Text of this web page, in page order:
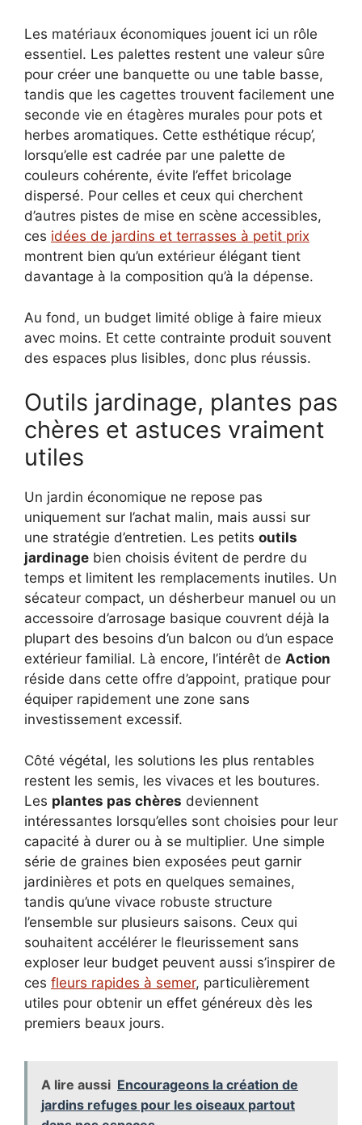
Les matériaux économiques jouent ici un rôle
essentiel. Les palettes restent une valeur sûre
pour créer une banquette ou une table basse,
tandis que les cagettes trouvent facilement une
seconde vie en étagères murales pour pots et
herbes aromatiques. Cette esthétique récup’,
lorsqu’elle est cadrée par une palette de
couleurs cohérente, évite l’effet bricolage
dispersé. Pour celles et ceux qui cherchent
d’autres pistes de mise en scène accessibles,
ces idées de jardins et terrasses à petit prix
montrent bien qu’un extérieur élégant tient
davantage à la composition qu’à la dépense.
Au fond, un budget limité oblige à faire mieux
avec moins. Et cette contrainte produit souvent
des espaces plus lisibles, donc plus réussis.
Outils jardinage, plantes pas
chères et astuces vraiment
utiles
Un jardin économique ne repose pas
uniquement sur l’achat malin, mais aussi sur
une stratégie d’entretien. Les petits outils
jardinage bien choisis évitent de perdre du
temps et limitent les remplacements inutiles. Un
sécateur compact, un désherbeur manuel ou un
accessoire d’arrosage basique couvrent déjà la
plupart des besoins d’un balcon ou d’un espace
extérieur familial. Là encore, l’intérêt de Action
réside dans cette offre d’appoint, pratique pour
équiper rapidement une zone sans
investissement excessif.
Côté végétal, les solutions les plus rentables
restent les semis, les vivaces et les boutures.
Les plantes pas chères deviennent
intéressantes lorsqu’elles sont choisies pour leur
capacité à durer ou à se multiplier. Une simple
série de graines bien exposées peut garnir
jardinières et pots en quelques semaines,
tandis qu’une vivace robuste structure
l’ensemble sur plusieurs saisons. Ceux qui
souhaitent accélérer le fleurissement sans
exploser leur budget peuvent aussi s’inspirer de
ces fleurs rapides à semer, particulièrement
utiles pour obtenir un effet généreux dès les
premiers beaux jours.
A lire aussi Encourageons la création de
jardins refuges pour les oiseaux partout